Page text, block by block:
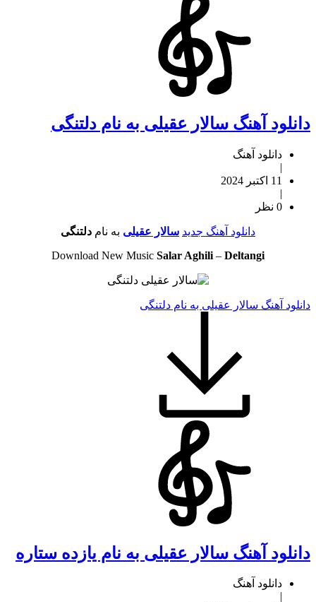
دانلود آهنگ سالار عقیلی به نام دلتنگی
دانلود آهنگ
|
11 اکتبر 2024
|
0 نظر
دانلود آهنگ جدید سالار عقیلی به نام دلتنگی
Download New Music Salar Aghili – Deltangi
دانلود آهنگ سالار عقیلی به نام دلتنگی
دانلود آهنگ سالار عقیلی به نام یازده ستاره
دانلود آهنگ